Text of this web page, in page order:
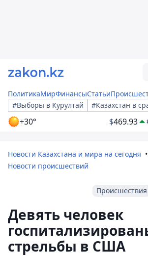
ПолитикаМирФинансыСтатьи
#Выборы в Курултай
#Казахстан в
+30° $469.93
Новости Казахстана и мира на сегодня
Новости происшествий
Происшествия
Девять человек
стрельбы в США